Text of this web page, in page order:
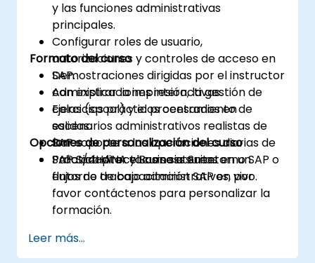
y las funciones administrativas
principales.
Configurar roles de usuario,
autorizaciones y controles de acceso en
SAP.
Administrar la impresión, la gestión de
colas (spool) y el procesamiento de
salidas.
Dar soporte a las operaciones diarias de
SAP S/4HANA y Business Suite.
Formato del curso
Demostraciones dirigidas por el instructor
con explicaciones interactivas.
Ejercicios prácticos centrados en
escenarios administrativos realistas de
SAP.
Práctica directa con sistemas en un
entorno de capacitación SAP en vivo.
Opciones de personalización del curso
Para adaptar el curso a su entorno SAP o
flujos de trabajo administrativos, por
favor contáctenos para personalizar la
formación.
Leer más...